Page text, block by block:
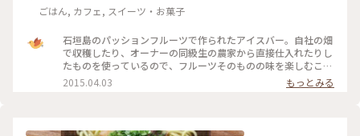
ごはん, カフェ, スイーツ・お菓子
石垣島のパッションフルーツで作られたアイスバー。自社の畑
で収穫したり、オーナーの同級生の農家から直接仕入れたりし
たものを使っているので、フルーツそのものの味を楽しむこと
ができます。 #石垣島 #フルーツ
2015.04.03 もっとみる